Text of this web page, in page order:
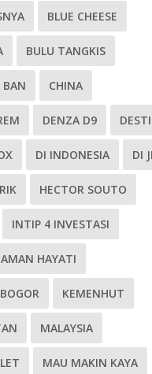
BLUE CHEESE
BULU TANGKIS
BAN CHINA
DENZA D9
DI INDONESIA DI
HECTOR SOUTO
INTIP 4 INVESTASI
HAYATI
KEMENHUT
MALAYSIA
MAU MAKIN KAYA